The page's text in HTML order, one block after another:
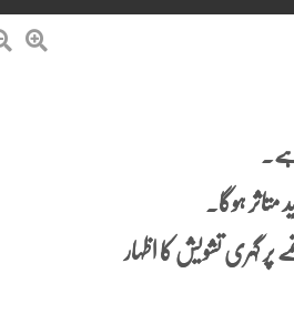
ہوگا۔
گہری تشویش کا اظہار